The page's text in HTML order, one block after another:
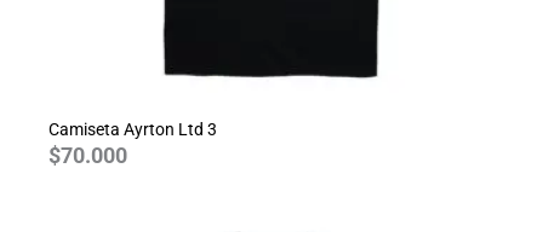
Camiseta Ayrton Ltd 3
$70.000